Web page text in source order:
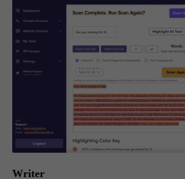
Writer